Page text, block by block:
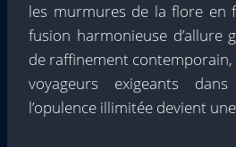
les murmures de la flore en
fusion harmonieuse d’allure
de raffinement contemporain,
voyageurs exigeants
l’opulence illimitée devient